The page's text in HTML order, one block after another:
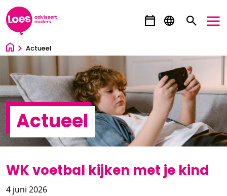
Ga direct naar inhoud
Actueel
Actueel
WK voetbal kijken met je kind
4 juni 2026